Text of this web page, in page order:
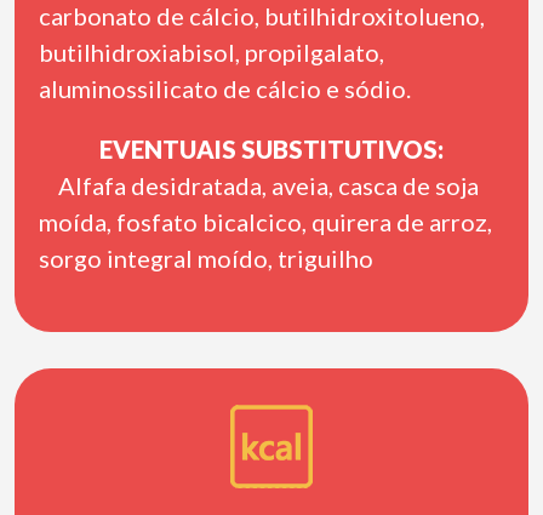
carbonato de cálcio, butilhidroxitolueno,
butilhidroxiabisol, propilgalato,
aluminossilicato de cálcio e sódio.
EVENTUAIS SUBSTITUTIVOS:
Alfafa desidratada, aveia, casca de soja
moída, fosfato bicalcico, quirera de arroz,
sorgo integral moído, triguilho